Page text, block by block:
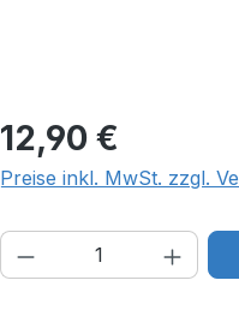
Regulärer Preis:
12,90 €
Preise inkl. MwSt. zzgl.
Produkt